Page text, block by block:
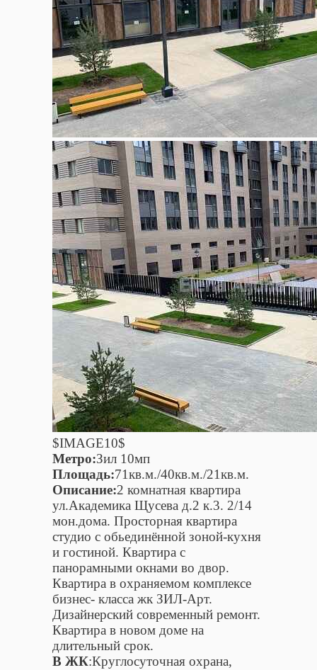
$IMAGE10$
Метро:Зил 10мп
Площадь:71кв.м./40кв.м./21кв.м.
Описание:2 комнатная квартира
ул.Академика Щусева д.2 к.3. 2/14
мон.дома. Просторная квартира
студио с обьединённой зоной-кухня
и гостиной. Квартира с
панорамными окнами во двор.
Квартира в охраняемом комплексе
бизнес- класса жк ЗИЛ-Арт.
Дизайнерский современный ремонт.
Квартира в новом доме на
длительный срок.
В ЖК:Круглосуточная охрана,